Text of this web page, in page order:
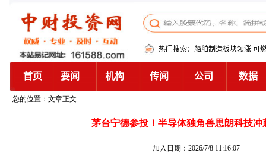
您的位置：文章正文
茅台宁德参投！半导体独角兽思朗科技冲
加入日期：2026/7/8 11:16:07